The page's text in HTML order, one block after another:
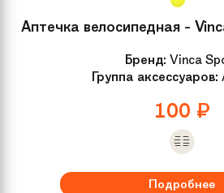
Аптечка велосипедная -
Бренд: Vinca
Группа аксессуаров:
100 ₽
Подробнее